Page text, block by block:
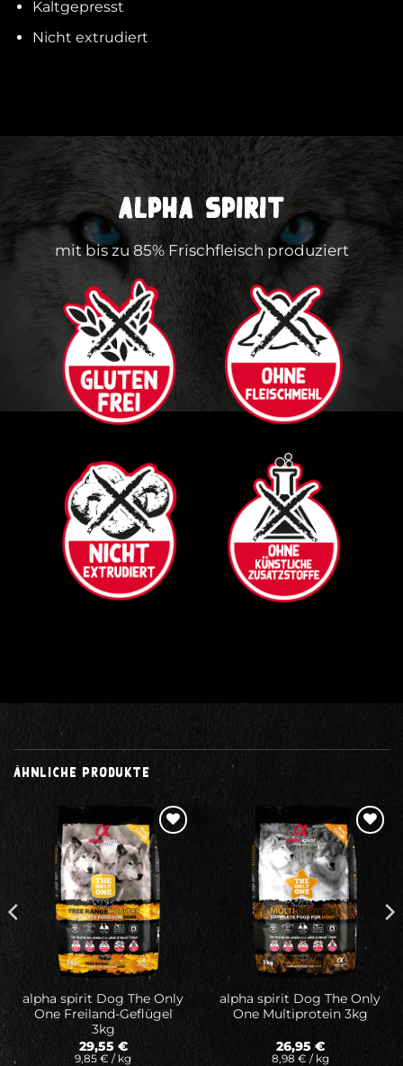
Kaltgepresst
Nicht extrudiert
ALPHA SPIRIT
mit bis zu 85% Frischfleisch produziert
ÄHNLICHE PRODUKTE
Auf meine
Wunschliste
alpha spirit Dog The Only
One Freiland-Geflügel
3kg
29,55 €
9,85 € / kg
Auf meine
Wunschliste
alpha spirit Dog The Only
One Multiprotein 3kg
26,95 €
8,98 € / kg